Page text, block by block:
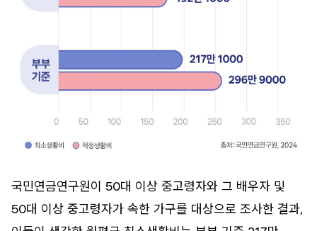
국민연금연구원이 50대 이상 중고령자와 그 배우자 및
50대 이상 중고령자가 속한 가구를 대상으로 조사한 결과,